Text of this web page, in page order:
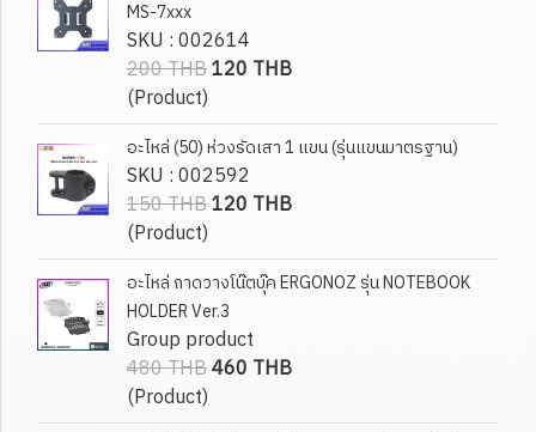
MS-7xxx
SKU : 002614
200 THB120 THB
(Product)
อะไหล่ (50) ห่วงรัดเสา 1 แขน (รุ่นแขนมาตรฐาน)
SKU : 002592
150 THB120 THB
(Product)
อะไหล่ ถาดวางโน๊ตบุ๊ค ERGONOZ รุ่น NOTEBOOK
HOLDER Ver.3
Group product
480 THB460 THB
(Product)